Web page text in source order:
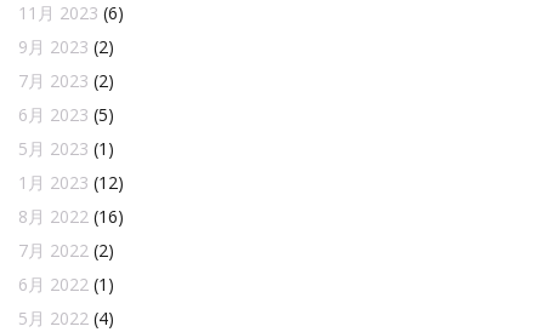
11月 2023 (6)
9月 2023 (2)
7月 2023 (2)
6月 2023 (5)
5月 2023 (1)
1月 2023 (12)
8月 2022 (16)
7月 2022 (2)
6月 2022 (1)
5月 2022 (4)